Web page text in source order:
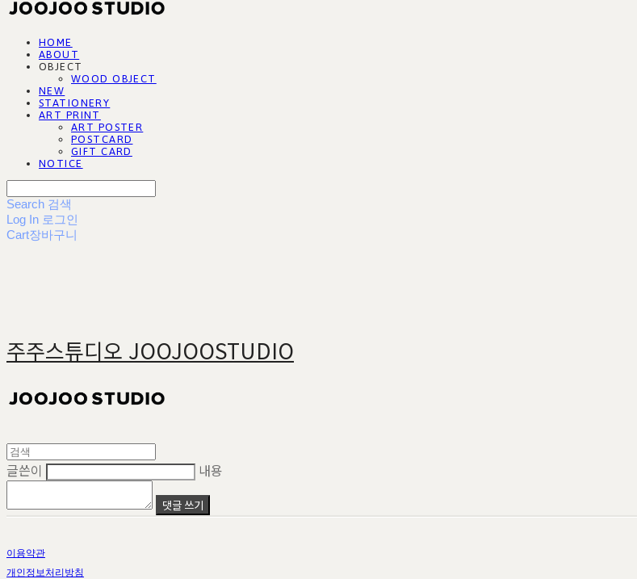
HOME
ABOUT
OBJECT
WOOD OBJECT
NEW
STATIONERY
ART PRINT
ART POSTER
POSTCARD
GIFT CARD
NOTICE
Search 검색
Log In 로그인
Cart장바구니
주주스튜디오 JOOJOOSTUDIO
글쓴이 내용
댓글 쓰기
이용약관
개인정보처리방침